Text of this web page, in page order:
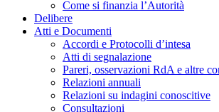
Come si finanzia l’Autorità
Delibere
Atti e Documenti
Accordi e Protocolli d’intesa
Atti di segnalazione
Pareri, osservazioni RdA e altre
Relazioni annuali
Relazioni su indagini conoscitive
Consultazioni